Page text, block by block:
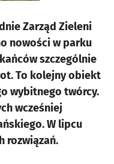
Zarząd Zieleni
nowości w parku
szczególnie
To kolejny obiekt
wybitnego twórcy.
wcześniej
W lipcu
rozwiązań.